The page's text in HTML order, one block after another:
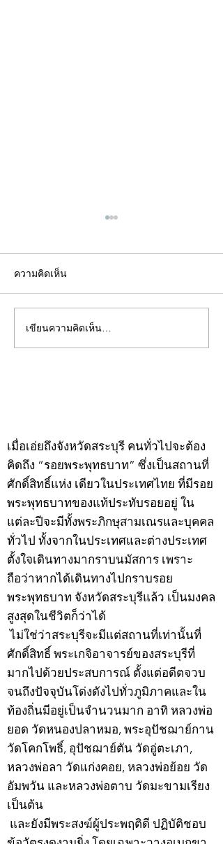
คอลัมน์"จับชีพจรวงการ
พระ"ประจำพุธที่ 29
ความคิดเห็น
เขียนความคิดเห็น…
เมื่อเอ่ยถึงจังหวัดสระบุรี คนทั่วไปจะต้อง
คิดถึง “รอยพระพุทธบาท” ซึ่งเป็นสถานที่
ศักดิ์สิทธิ์แห่ง เดียวในประเทศไทย ที่มีรอย
พระพุทธบาทของแท้ประทับรอยอยู่ ใน
แต่ละปีจะมีทั้งพระภิกษุสามเณรและบุคคล
ทั่วไป ทั้งจากในประเทศและต่างประเทศ
ตั้งใจเดินทางมากราบนมัสการ เพราะ
ถือว่าหากได้เดินทางไปกราบรอย
พระพุทธบาท จังหวัดสระบุรีแล้ว เป็นมงคล
สูงสุดในชีวิตก็ว่าได้
ไม่ใช่ว่าสระบุรีจะมีแต่สถานที่เท่านั้นที่
ศักดิ์สิทธิ์ พระเกจิอาจารย์ของสระบุรีที่
มากไปด้วยประสบการณ์ ตั้งแต่อดีตจวบ
จนถึงปัจจุบันโด่งดังไปทั่วภูมิภาคและใน
ท้องถิ่นมีอยู่เป็นจำนวนมาก อาทิ หลวงพ่อ
ยอด วัดหนองปลาหมอ, พระอุปัชฌาย์กาน
วัดโคกโพธิ์, อุปัชฌาย์ตัน วัดอู่ตะเภา,
หลวงพ่อลา วัดแก่งคอย, หลวงพ่อย้อย วัด
อัมพวัน และหลวงพ่อตาบ วัดมะขามเรียง
เป็นต้น
และยังมีพระสงฆ์ผู้ประพฤติดี ปฏิบัติชอบ